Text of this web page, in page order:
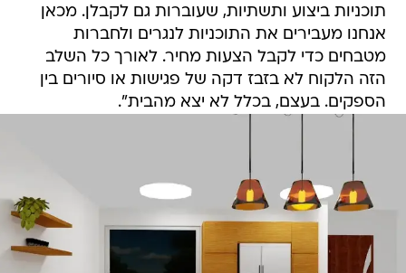
תוכניות ביצוע ותשתיות, שעוברות גם לקבלן. מכאן
אנחנו מעבירים את התוכניות לנגרים ולחברות
מטבחים כדי לקבל הצעות מחיר. לאורך כל השלב
הזה הלקוח לא בזבז דקה של פגישות או סיורים בין
הספקים. בעצם, בכלל לא יצא מהבית".